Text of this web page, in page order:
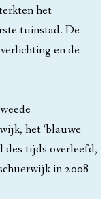
het
tuinstad. De
en de
het ‘blauwe
des tijds overleefd,
in 2008